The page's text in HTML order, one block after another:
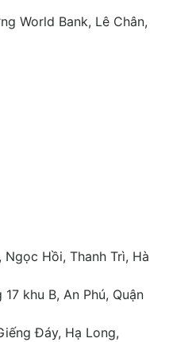
World Bank, Lê Chân,
Hồi, Thanh Trì, Hà
khu B, An Phú, Quận
Đáy, Hạ Long,